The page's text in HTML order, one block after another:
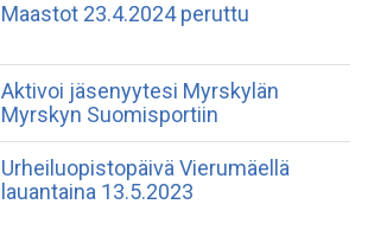
Maastot 23.4.2024 peruttu
Aktivoi jäsenyytesi Myrskylän
Myrskyn Suomisportiin
Urheiluopistopäivä Vierumäellä
lauantaina 13.5.2023